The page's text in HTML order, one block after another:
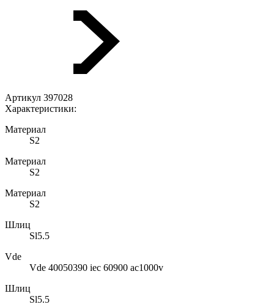
Артикул 397028
Характеристики:
Материал
S2
Материал
S2
Материал
S2
Шлиц
Sl5.5
Vde
Vde 40050390 iec 60900 ac1000v
Шлиц
Sl5.5